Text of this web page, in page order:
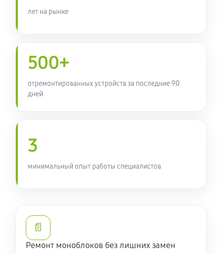
лет на рынке
500+
отремонтированных устройств за последние 90
дней
3
минимальный опыт работы специалистов
📄
Ремонт моноблоков без лишних замен